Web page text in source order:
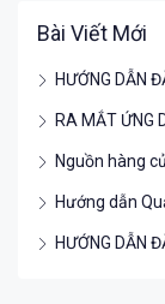
Bài Viết Mới
HƯỚNG DẪN
RA MẮT ỨNG
Nguồn hàng
Hướng dẫn
HƯỚNG DẪN